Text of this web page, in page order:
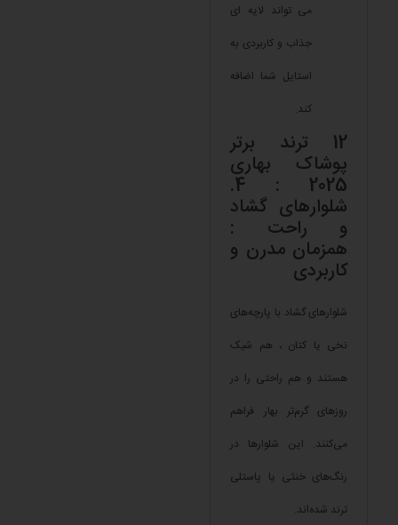
می تواند لایه ای
جذاب و کاربردی به
استایل شما اضافه
کند.
12 ترند برتر
پوشاک بهاری
2025 : 4.
شلوارهای گشاد
و راحت :
همزمان مدرن و
کاربردی
شلوارهای گشاد با پارچه‌های
نخی یا کتان ، هم شیک
هستند و هم راحتی را در
روزهای گرم‌تر بهار فراهم
می‌کنند. این شلوارها در
رنگ‌های خنثی یا پاستلی
ترند شده‌اند.